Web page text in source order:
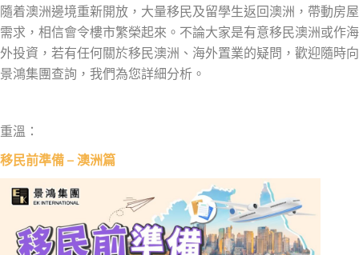
隨着澳洲邊境重新開放，大量移民及留學生返回澳洲，帶動房屋
需求，相信會令樓市繁榮起來。不論大家是有意移民澳洲或作海
外投資，若有任何關於移民澳洲、海外置業的疑問，歡迎隨時向
景鴻集團查詢，我們為您詳細分析。
重溫：
移民前準備 – 澳洲篇